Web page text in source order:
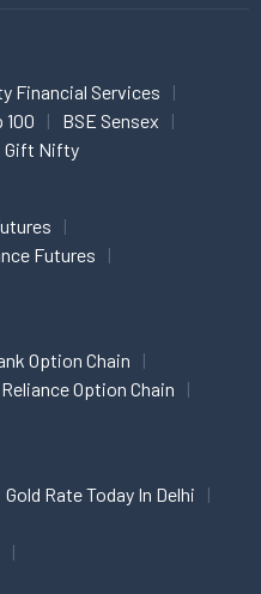
Financial Services
100
BSE Sensex
Gift Nifty
Futures
Option Chain
Reliance Option Chain
Gold Rate Today In Delhi